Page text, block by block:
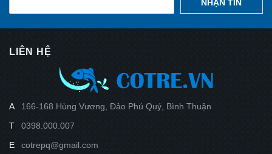
NHẬN TIN
LIÊN HỆ
A
166-168 Hùng Vương, Đảo Phú Quý, Bình Thuận
T
0398.000.007
E
cotrepq@gmail.com